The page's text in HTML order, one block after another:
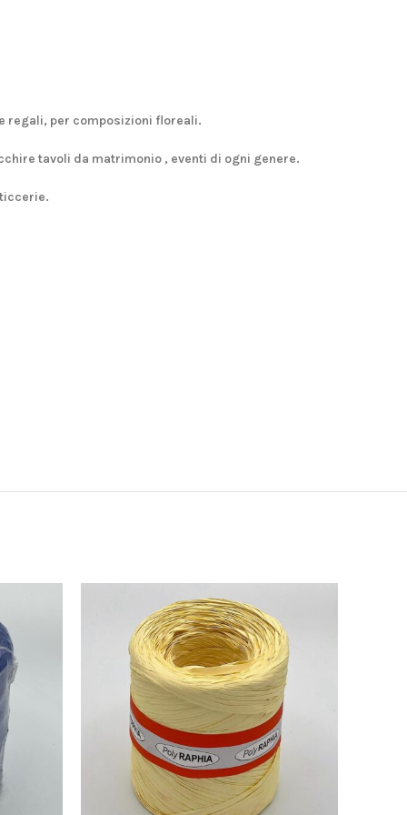
regali, per composizioni floreali.
tavoli da matrimonio , eventi di ogni genere.